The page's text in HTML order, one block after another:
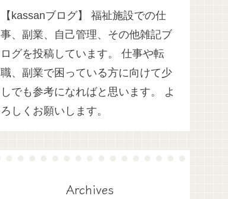
【kassanブログ】 福祉施設での仕
事、副業、自己管理、その他雑記ブ
ログを投稿しています。 仕事や転
職、副業で困っている方に向けて少
しでも参考になればと思います。 よ
ろしくお願いします。
Archives